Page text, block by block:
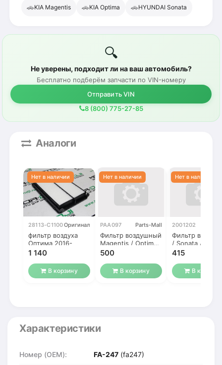
🚗KIA Magentis 🚗KIA Optima 🚗HYUNDAI Sonata
🔍
Не уверены, подходит ли на ваш автомобиль?
Бесплатно подберём запчасти по VIN-номеру
Отправить VIN
8 (800) 775-27-85
Аналоги
28113-C1100Оригинал
фильтр воздуха
Оптима 2016-
1 140
В корзину
PAA097 Parts-Mall
Фильтр воздушный
Magentis / Optima
16- / Sonata 14-
500
В корзину
2001202
Фильтр
/ Sonata /
16-
415
В корзину
Характеристики
Номер (OEM): FA-247 (fa247)